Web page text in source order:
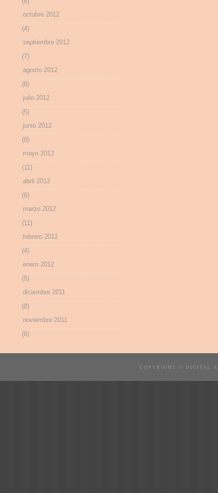
octubre 2012
(4)
septiembre 2012
(7)
agosto 2012
(8)
julio 2012
(5)
junio 2012
(8)
mayo 2012
(11)
abril 2012
(6)
marzo 2012
(11)
febrero 2012
(4)
enero 2012
(5)
diciembre 2011
(8)
noviembre 2011
(6)
COPYRIGHT © DIGITAL